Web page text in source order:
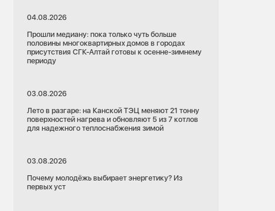
04.08.2026
Прошли медиану: пока только чуть больше
половины многоквартирных домов в городах
присутствия СГК-Алтай готовы к осенне-зимнему
периоду
03.08.2026
Лето в разгаре: на Канской ТЭЦ меняют 21 тонну
поверхностей нагрева и обновляют 5 из 7 котлов
для надежного теплоснабжения зимой
03.08.2026
Почему молодёжь выбирает энергетику? Из
первых уст
Ремонты Барнаульская ТЭЦ-3